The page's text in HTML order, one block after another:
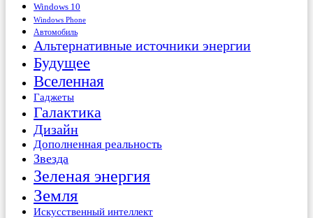
Windows 10
Windows Phone
Автомобиль
Альтернативные источники энергии
Будущее
Вселенная
Гаджеты
Галактика
Дизайн
Дополненная реальность
Звезда
Зеленая энергия
Земля
Искусственный интеллект